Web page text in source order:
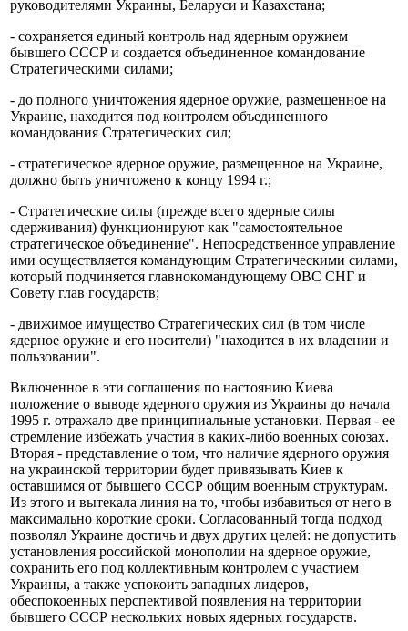
руководителями Украины, Беларуси и Казахстана;
- сохраняется единый контроль над ядерным оружием
бывшего СССР и создается объединенное командование
Стратегическими силами;
- до полного уничтожения ядерное оружие, размещенное на
Украине, находится под контролем объединенного
командования Стратегических сил;
- стратегическое ядерное оружие, размещенное на Украине,
должно быть уничтожено к концу 1994 г.;
- Стратегические силы (прежде всего ядерные силы
сдерживания) функционируют как "самостоятельное
стратегическое объединение". Непосредственное управление
ими осуществляется командующим Стратегическими силами,
который подчиняется главнокомандующему ОВС СНГ и
Совету глав государств;
- движимое имущество Стратегических сил (в том числе
ядерное оружие и его носители) "находится в их владении и
пользовании".
Включенное в эти соглашения по настоянию Киева
положение о выводе ядерного оружия из Украины до начала
1995 г. отражало две принципиальные установки. Первая - ее
стремление избежать участия в каких-либо военных союзах.
Вторая - представление о том, что наличие ядерного оружия
на украинской территории будет привязывать Киев к
оставшимся от бывшего СССР общим военным структурам.
Из этого и вытекала линия на то, чтобы избавиться от него в
максимально короткие сроки. Согласованный тогда подход
позволял Украине достичь и двух других целей: не допустить
установления российской монополии на ядерное оружие,
сохранить его под коллективным контролем с участием
Украины, а также успокоить западных лидеров,
обеспокоенных перспективой появления на территории
бывшего СССР нескольких новых ядерных государств.